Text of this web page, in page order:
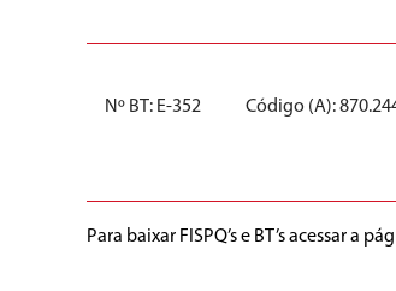
Nº BT: E-352 Código (A):
Para baixar FISPQ’s e BT’s acessar a